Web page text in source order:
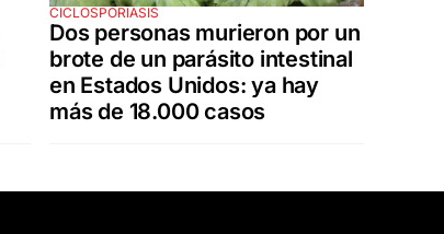
CICLOSPORIASIS
Dos personas murieron por un
brote de un parásito intestinal
en Estados Unidos: ya hay
más de 18.000 casos